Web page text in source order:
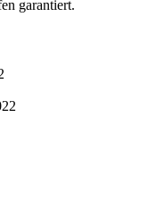
garantiert.